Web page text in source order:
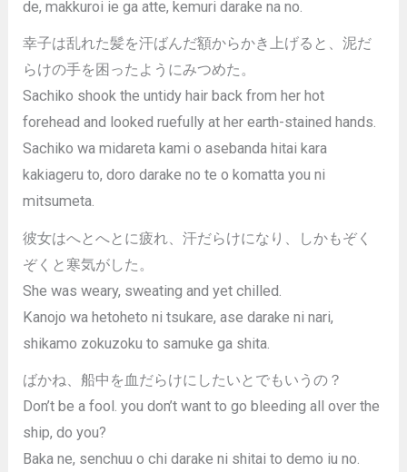
de, makkuroi ie ga atte, kemuri darake na no.
幸子は乱れた髪を汗ばんだ額からかき上げると、泥だ
らけの手を困ったようにみつめた。
Sachiko shook the untidy hair back from her hot
forehead and looked ruefully at her earth-stained hands.
Sachiko wa midareta kami o asebanda hitai kara
kakiageru to, doro darake no te o komatta you ni
mitsumeta.
彼女はへとへとに疲れ、汗だらけになり、しかもぞく
ぞくと寒気がした。
She was weary, sweating and yet chilled.
Kanojo wa hetoheto ni tsukare, ase darake ni nari,
shikamo zokuzoku to samuke ga shita.
ばかね、船中を血だらけにしたいとでもいうの？
Don’t be a fool. you don’t want to go bleeding all over the
ship, do you?
Baka ne, senchuu o chi darake ni shitai to demo iu no.